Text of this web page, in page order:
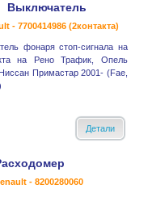
Выключатель
- 7700414986 (2контакта)
фонаря стоп-сигнала на
на Рено Трафик, Опель
Примастар 2001- (Fae,
Детали
- 8200280060